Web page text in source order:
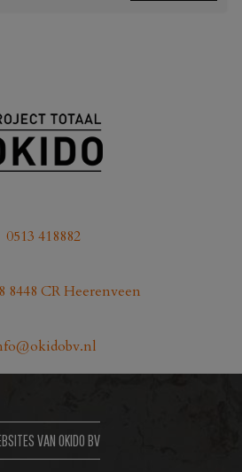
0513 418882
8448 CR Heerenveen
VAN OKIDO BV